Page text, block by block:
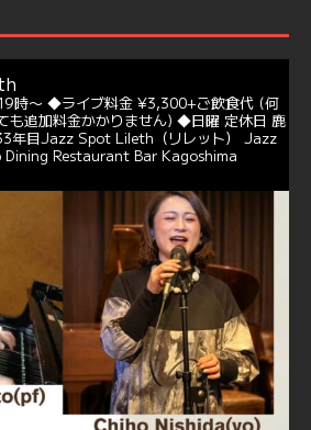
ンもご覧いただけます❣❣
ーション #ジャミラ #クリスマスソング
2lhypP4KWc4?si=CEbY-wEg5HDc_iEv
Twitter
11 11月 2024
予約承り中❣❣
ミリオネーション
聴きながら♪
たフードメニュー
算とご要望に応じてアレンジ可能ですの
い合せください
recommend/8650
7 Twitter
時〜 ◆ライブ料金 ¥3,300+ご飲食代 (何
も追加料金かかりません) ◆日曜 定休日 鹿
年目Jazz Spot Lileth（リレット）
Jazz
Dining Restaurant Bar Kagoshima